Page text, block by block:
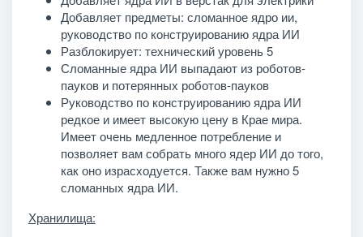
Добавляет предметы: сломанное ядро ии,
руководство по конструированию ядра ИИ
Разблокирует: технический уровень 5
Сломанные ядра ИИ выпадают из роботов-
пауков и потерянных роботов-пауков
Руководство по конструированию ядра ИИ
редкое и имеет высокую цену в Крае мира.
Имеет очень медленное потребление и
позволяет вам собрать много ядер ИИ до того,
как оно израсходуется. Также вам нужно 5
сломанных ядра ИИ.
Хранилища: